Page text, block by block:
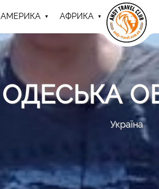
АМЕРИКА АФРИКА
ОДЕСЬКА
Україна